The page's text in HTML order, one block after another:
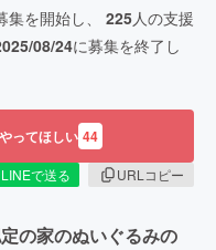
集を開始し、 225人の支援
08/24に募集を終了し
ってほしい 44
LINEで送る
URLコピー
の家のぬいぐるみの